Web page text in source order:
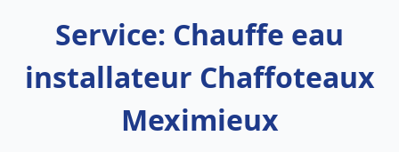
Service: Chauffe eau
installateur Chaffoteaux
Meximieux